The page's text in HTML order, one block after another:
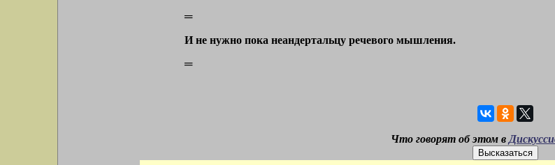
═
И не нужно пока неандертальцу речевого мышления.
═
Что говорят об этом в